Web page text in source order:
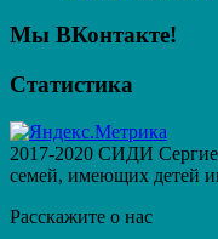
Мы ВКонтакте!
Статистика
2017-2020 СИДИ
семей, имеющих детей
Расскажите о нас